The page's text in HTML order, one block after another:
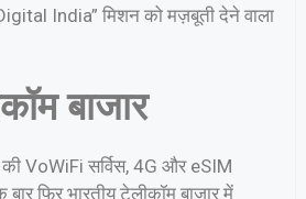
India” मिशन को मज़बूती देने वाला
बाजार
VoWiFi सर्विस, 4G और eSIM
फिर भारतीय टेलीकॉम बाजार में